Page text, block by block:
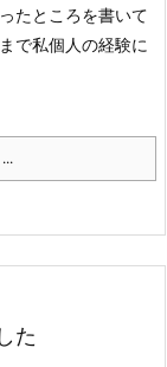
たところを書いて
で私個人の経験に
た